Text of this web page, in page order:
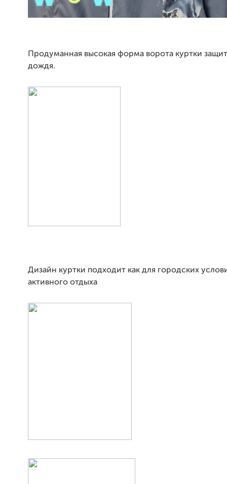
Продуманная высокая форма ворота куртки
дождя.
Дизайн куртки подходит как для городских
активного отдыха